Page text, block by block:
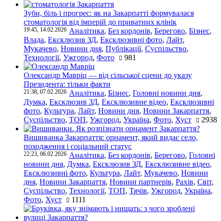
Зуби, біль і прогрес: як на Закарпатті формувалася
стоматологія від імперій до приватних клінік
19:45, 14.02.2026 Аналітика, Без кордонів, Берегово, Бізнес,
Влада, Ексклюзив ЗД, Ексклюзивні фото, Лайт,
Мукачево, Новини дня, Публікації, Суспільство,
Технології, Ужгород, Фото 981
Олександр Мавріц — від сільської сцени до указу
Президента: тільки факти
21:38, 07.02.2026 Аналітика, Бізнес, Головні новини дня,
Думка, Ексклюзив ЗД, Ексклюзивне відео, Ексклюзивні
фото, Культура, Лайт, Новини дня, Новини Закарпаття,
Суспільство, ТОП, Ужгород, Україна, Фото, Хуст 2938
Вишиванка Закарпаття: орнамент, який видає село,
походження і соціальний статус
22:23, 06.02.2026 Аналітика, Без кордонів, Берегово, Головні
новини дня, Думка, Ексклюзив ЗД, Ексклюзивне відео,
Ексклюзивні фото, Культура, Лайт, Мукачево, Новини
дня, Новини Закарпаття, Новини партнерів, Рахів, Світ,
Суспільство, Технології, ТОП, Тячів, Ужгород, Україна,
Фото, Хуст 1111